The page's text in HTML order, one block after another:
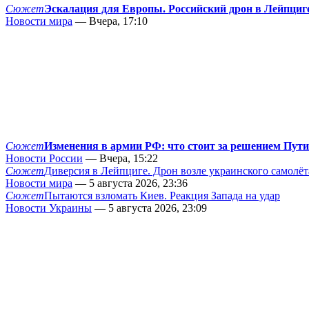
СюжетЭскалация для Европы. Российский дрон в
Новости мира — Вчера, 17:10
СюжетИзменения в армии РФ: что стоит за решением
Новости России — Вчера, 15:22
СюжетДиверсия в Лейпциге. Дрон возле украинского
Новости мира — 5 августа 2026, 23:36
СюжетПытаются взломать Киев. Реакция Запада на удар
Новости Украины — 5 августа 2026, 23:09